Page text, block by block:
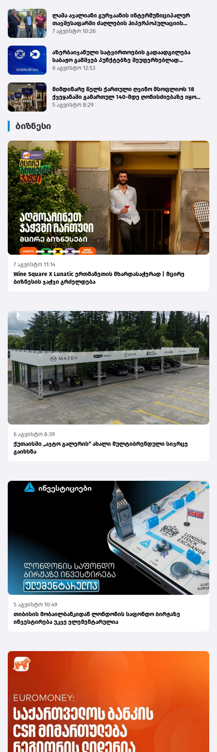
ლაშა ავალიანი გურჯაანის ინტერმუნიციპალურ
თავშესაფარში ძაღლების ჰიპერპოპულაციის
მართვის პროგრამის მიმდინარეობას გაეცნო
7 აგვისტო 10:26
აზერბაიჯანული სატვირთოების გადაადგილება
საბაჟო გამშვებ პუნქტებზე შეუფერხებლად
მიმდინარეობს - შემოსავლების სამსახური
6 აგვისტო 12:53
მიმდინარე წელს ქართული ღვინო მსოფლიოს 18
ქვეყანაში გამართულ 140-მდე ღონისძიებაზე იყო
წარმოდგენილი
5 აგვისტო 8:29
ბიზნესი
7 აგვისტო 11:14
Wine Square X Lunatic ერთმანეთის მხარდასაჭერად | მცირე
ბიზნესის ჯაჭვი გრძელდება
6 აგვისტო 8:39
ქუთაისში „ავტო გალერის“ ახალი მულტიბრენდული სივრცე
გაიხსნა
5 აგვისტო 10:49
თიბისის მობაილბანკიდან ლონდონის საფონდო ბირჟაზე
ინვესტირება უკვე ელემენტარულია